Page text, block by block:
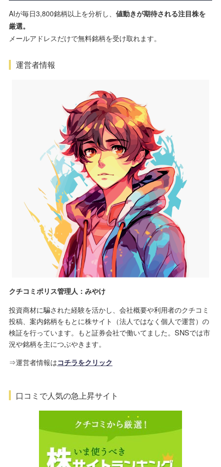
AIが毎日3,800銘柄以上を分析し、 値動きが期待される注目株を
厳選。
メールアドレスだけで無料銘柄を受け取れます。
運営者情報
クチコミポリス管理人：みやけ
投資商材に騙された経験を活かし、会社概要や利用者のクチコミ
投稿、案内銘柄をもとに株サイト（法人ではなく個人で運営）の
検証を行っています。もと証券会社で働いてました。SNSでは市
況や銘柄を主につぶやきます。
⇒運営者情報はコチラをクリック
口コミで人気の急上昇サイト